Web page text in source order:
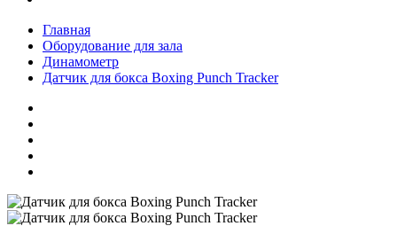
Главная
Оборудование для зала
Динамометр
Датчик для бокса Boxing Punch Tracker